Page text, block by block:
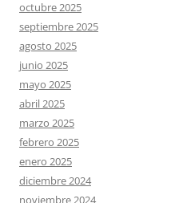
octubre 2025
septiembre 2025
agosto 2025
junio 2025
mayo 2025
abril 2025
marzo 2025
febrero 2025
enero 2025
diciembre 2024
noviembre 2024